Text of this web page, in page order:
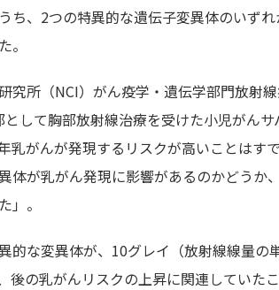
、2つの特異的な遺伝子変異体のいずれ
。
究所（NCI）がん疫学・遺伝学部門放射
して胸部放射線治療を受けた小児がん
乳がんが発現するリスクが高いことはす
体が乳がん発現に影響があるのかどうか
」。
な変異体が、10グレイ（放射線線量の
後の乳がんリスクの上昇に関連していた